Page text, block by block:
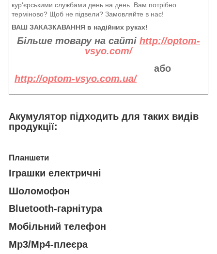
кур'єрськими службами день на день. Вам потрібно
терміново? Щоб не підвели? Замовляйте в нас!
ВАШ ЗАКАЗКАВАННЯ в надійних руках!
Більше товару на сайті http://optom-
vsyo.com/
або
http://optom-vsyo.com.ua/
Акумулятор підходить для таких видів
продукції:
Планшети
Іграшки електричні
Шоломофон
Bluetooth-гарнітура
Мобільний телефон
Mp3/Mp4-плеєра